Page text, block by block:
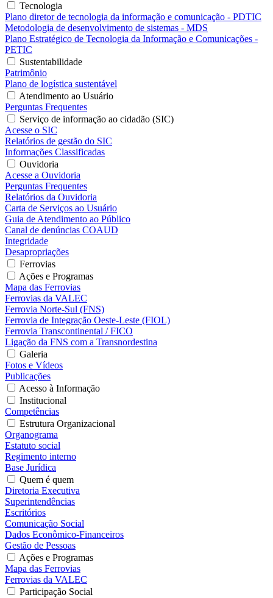
Tecnologia
Plano diretor de tecnologia da informação e comunicação - PDTIC
Metodologia de desenvolvimento de sistemas - MDS
Plano Estratégico de Tecnologia da Informação e Comunicações -
PETIC
Sustentabilidade
Patrimônio
Plano de logística sustentável
Atendimento ao Usuário
Perguntas Frequentes
Serviço de informação ao cidadão (SIC)
Acesse o SIC
Relatórios de gestão do SIC
Informações Classificadas
Ouvidoria
Acesse a Ouvidoria
Perguntas Frequentes
Relatórios da Ouvidoria
Carta de Serviços ao Usuário
Guia de Atendimento ao Público
Canal de denúncias COAUD
Integridade
Desapropriações
Ferrovias
Ações e Programas
Mapa das Ferrovias
Ferrovias da VALEC
Ferrovia Norte-Sul (FNS)
Ferrovia de Integração Oeste-Leste (FIOL)
Ferrovia Transcontinental / FICO
Ligação da FNS com a Transnordestina
Galeria
Fotos e Vídeos
Publicações
Acesso à Informação
Institucional
Competências
Estrutura Organizacional
Organograma
Estatuto social
Regimento interno
Base Jurídica
Quem é quem
Diretoria Executiva
Superintendências
Escritórios
Comunicação Social
Dados Econômico-Financeiros
Gestão de Pessoas
Ações e Programas
Mapa das Ferrovias
Ferrovias da VALEC
Participação Social